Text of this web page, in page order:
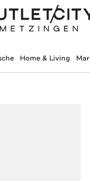
Home & Living